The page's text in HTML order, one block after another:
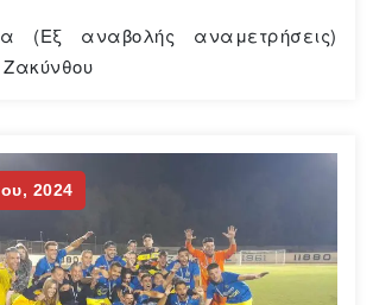
(Εξ αναβολής αναμετρήσεις)
2024